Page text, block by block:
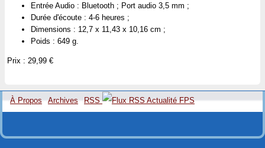
Entrée Audio : Bluetooth ; Port audio 3,5 mm ;
Durée d'écoute : 4-6 heures ;
Dimensions : 12,7 x 11,43 x 10,16 cm ;
Poids : 649 g.
Prix : 29,99 €
À Propos Archives RSS